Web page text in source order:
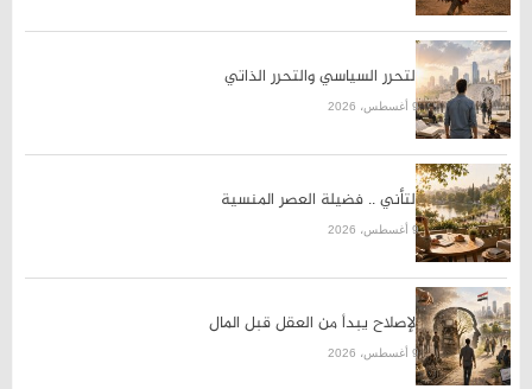
التحرر السياسي والتحرر الذاتي
9 أغسطس، 2026
التأني .. فضيلة العصر المنسية
9 أغسطس، 2026
الإصلاح يبدأ من العقل قبل المال
9 أغسطس، 2026